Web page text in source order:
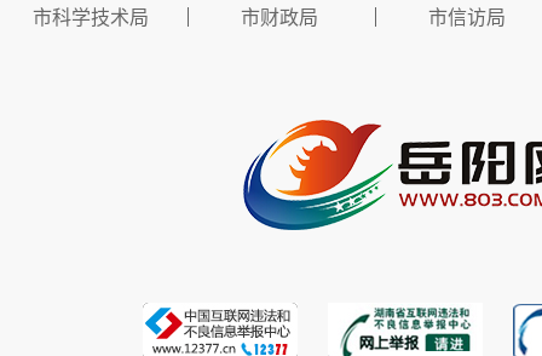
市科学技术局
市财政局 市信访局